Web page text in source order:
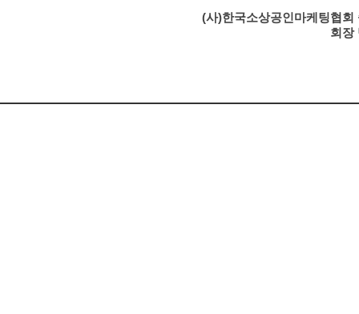
(사)한국소상공인마케팅협회
회장